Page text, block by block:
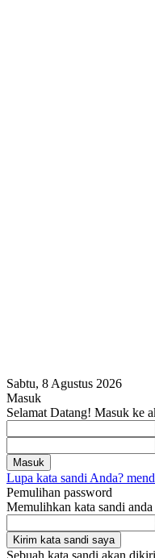
Sabtu, 8 Agustus 2026
Masuk
Selamat Datang! Masuk ke
Lupa kata sandi Anda?
Pemulihan password
Memulihkan kata sandi anda
Sebuah kata sandi akan